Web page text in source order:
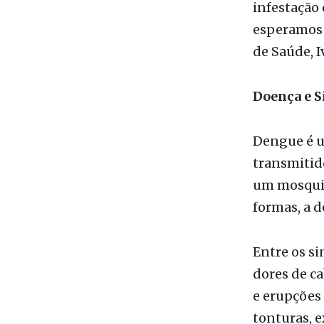
mosquito
frequentes
infestação
de Saúde,
Doença e
Dengue é
formas, a
Entre os